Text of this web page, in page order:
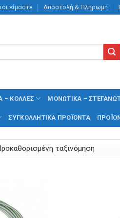
είμαστε Αποστολή & Πληρωμή
– ΚΌΛΛΕΣ ΜΟΝΩΤΙΚΆ –
ΣΥΓΚΟΛΛΗΤΙΚΆ ΠΡΟΪΌΝΤΑ